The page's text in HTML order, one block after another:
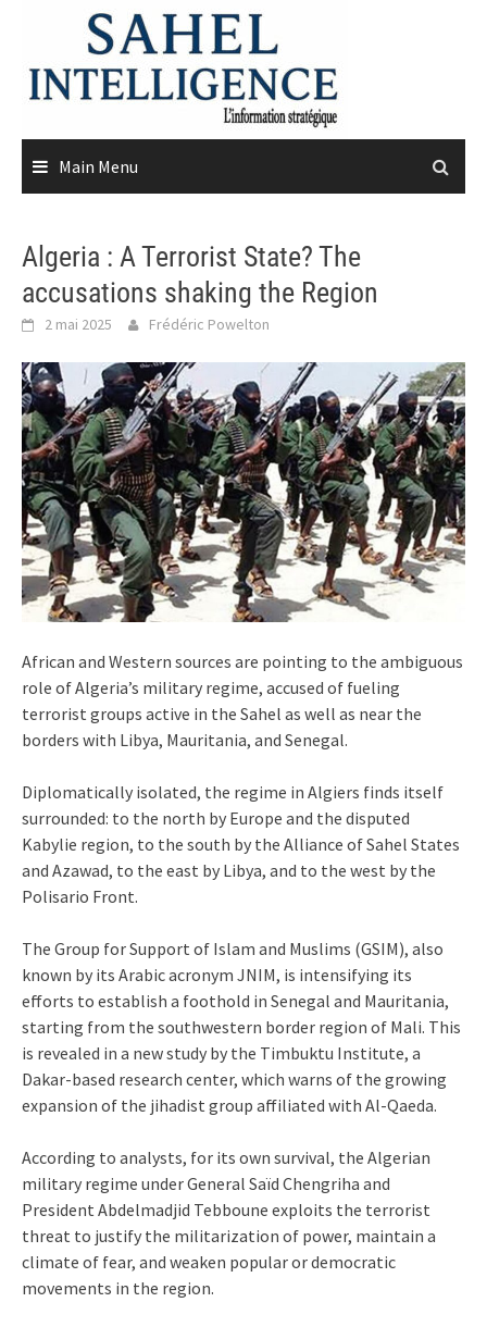
content
Main Menu
Algeria : A Terrorist State? The
accusations shaking the Region
2 mai 2025 Frédéric Powelton
African and Western sources are pointing to the ambiguous
role of Algeria’s military regime, accused of fueling
terrorist groups active in the Sahel as well as near the
borders with Libya, Mauritania, and Senegal.
Diplomatically isolated, the regime in Algiers finds itself
surrounded: to the north by Europe and the disputed
Kabylie region, to the south by the Alliance of Sahel States
and Azawad, to the east by Libya, and to the west by the
Polisario Front.
The Group for Support of Islam and Muslims (GSIM), also
known by its Arabic acronym JNIM, is intensifying its
efforts to establish a foothold in Senegal and Mauritania,
starting from the southwestern border region of Mali. This
is revealed in a new study by the Timbuktu Institute, a
Dakar-based research center, which warns of the growing
expansion of the jihadist group affiliated with Al-Qaeda.
According to analysts, for its own survival, the Algerian
military regime under General Saïd Chengriha and
President Abdelmadjid Tebboune exploits the terrorist
threat to justify the militarization of power, maintain a
climate of fear, and weaken popular or democratic
movements in the region.